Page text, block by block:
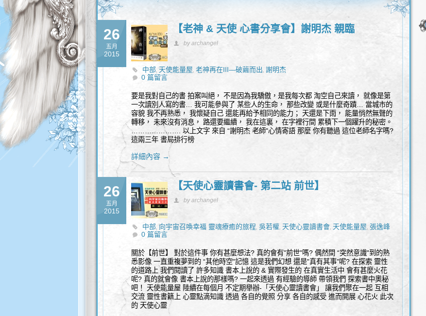
26
五月
2015
【老神 & 天使 心書分享會】謝明杰 親臨
by archangel
中部, 天使能量屋, 老神再在III—破繭而出, 謝明杰
0 篇留言
要是我對自己的書 拍案叫絕， 不是因為我驕傲，是我每次都 淘空自己來讀， 就像是第
一次讀別人寫的書… 我可能參與了 某些人的生命， 那些改變 或是什麼奇蹟… 當城市的
容貌 我不再熟悉， 我懷疑自己 還能再給予相同的能力； 天還是下雨， 能量悄然無聲的
轉移， 未來沒有消息， 路還要繼續， 我在這裏， 在字裡行間 累積下一個躍升的秘密。
…………………. 以上文字 來自 “謝明杰 老師"心情寄語 那麼 你有聽過 這位老師名字嗎?
這兩三年 書局排行榜
詳細內容 →
26
五月
2015
【天使心靈讀書會- 第二站 前世】
by archangel
中部, 向宇宙召喚幸福 靈魂療癒的旅程, 吳若權, 天使心靈讀書會, 天使能量屋, 張逸峰
0 篇留言
關於【前世】 對於這件事 你有甚麼想法? 真的會有"前世"嗎? 偶然間 “突然意識"到的熟
悉影像 一直重複夢到的 “其他時空"記憶 這是我們幻想 還是"真有其事"呢? 在探索 靈性
的道路上 我們閱讀了 許多知識 書本上說的 & 實際發生的 在真實生活中 會有甚麼火花
呢? 真的就會像 書本上說的那樣嗎? 一起來透過 有經驗的導師 帶領我們 探索書中奧秘
吧！ 天使能量屋 陸續在每個月 不定期舉辦-「天使心靈讀書會」 讓我們聚在一起 互相
交流 靈性書籍上 心靈點滴知識 透過 各自的覺照 分享 各自的感受 進而開展 心花火 此次
的 天使心靈